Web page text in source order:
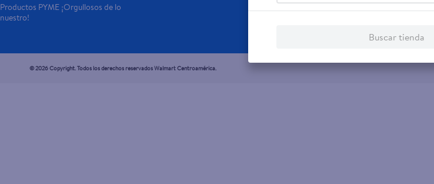
Productos PYME ¡Orgullosos de lo
nuestro!
© 2026 Copyright. Todos los derechos reservados Walmart Centroamérica.
Buscar tienda